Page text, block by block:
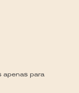
apenas para